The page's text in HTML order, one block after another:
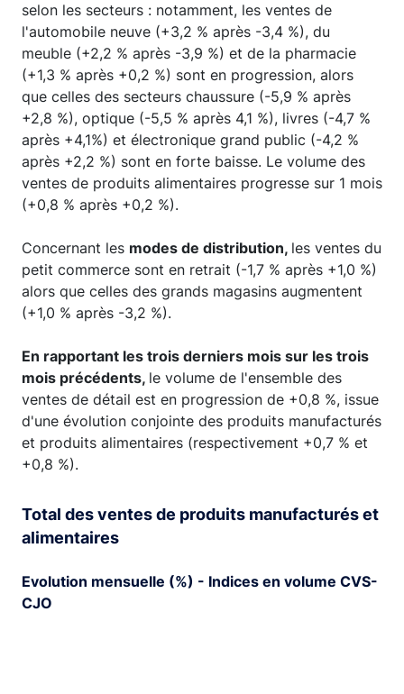
selon les secteurs : notamment, les ventes de
l'automobile neuve (+3,2 % après -3,4 %), du
meuble (+2,2 % après -3,9 %) et de la pharmacie
(+1,3 % après +0,2 %) sont en progression, alors
que celles des secteurs chaussure (-5,9 % après
+2,8 %), optique (-5,5 % après 4,1 %), livres (-4,7 %
après +4,1%) et électronique grand public (-4,2 %
après +2,2 %) sont en forte baisse. Le volume des
ventes de produits alimentaires progresse sur 1 mois
(+0,8 % après +0,2 %).
Concernant les modes de distribution, les ventes du
petit commerce sont en retrait (-1,7 % après +1,0 %)
alors que celles des grands magasins augmentent
(+1,0 % après -3,2 %).
En rapportant les trois derniers mois sur les trois
mois précédents, le volume de l'ensemble des
ventes de détail est en progression de +0,8 %, issue
d'une évolution conjointe des produits manufacturés
et produits alimentaires (respectivement +0,7 % et
+0,8 %).
Total des ventes de produits manufacturés et
alimentaires
Evolution mensuelle (%) - Indices en volume CVS-
CJO